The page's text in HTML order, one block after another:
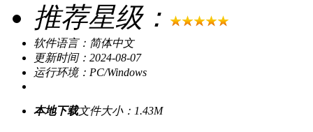
推荐星级：
软件语言：简体中文
更新时间：2024-08-07
运行环境：PC/Windows
本地下载文件大小：1.43M